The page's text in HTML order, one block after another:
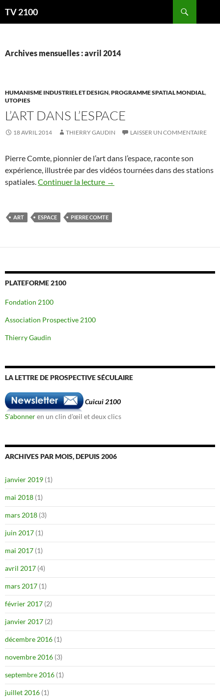
auTV 2100
Archives mensuelles : avril 2014
HUMANISME INDUSTRIEL ET DESIGN,PROGRAMME SPATIAL MONDIAL,
UTOPIES
L’ART DANS L’ESPACE
18 AVRIL 2014 THIERRY GAUDIN LAISSER UN COMMENTAIRE
Pierre Comte, pionnier de l’art dans l’espace, raconte son
expérience, illustrée par des vidéos tournées dans des stations
spatiales.Continuer la lecture →
ART ESPACE PIERRE COMTE
PLATEFORME 2100
Fondation 2100
Association Prospective 2100
Thierry Gaudin
LA LETTRE DE PROSPECTIVE SÉCULAIRE
Cuicui 2100
S'abonneren un clin d'œil et deux clics
ARCHIVES PAR MOIS, DEPUIS 2006
janvier 2019 (1)
mai 2018 (1)
mars 2018 (3)
juin 2017 (1)
mai 2017 (1)
avril 2017 (4)
mars 2017 (1)
février 2017 (2)
janvier 2017 (2)
décembre 2016 (1)
novembre 2016 (3)
septembre 2016 (1)
juillet 2016 (1)